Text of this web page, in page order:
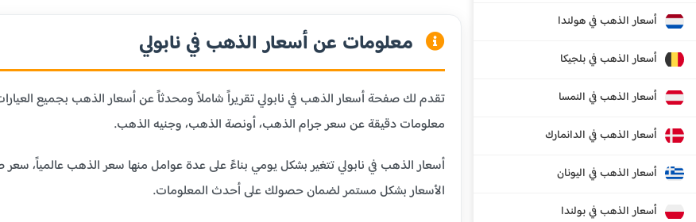
أسعار الذهب في هولندا
أسعار الذهب في بلجيكا
أسعار الذهب في النمسا
أسعار الذهب في الدانمارك
أسعار الذهب في اليونان
أسعار الذهب في بولندا
معلومات عن أسعار الذهب في نابولي
تقدم لك صفحة أسعار الذهب في نابولي تقريراً شاملاً ومحدثاً عن أسعار الذهب بجميع
معلومات دقيقة عن سعر جرام الذهب، أونصة الذهب، وجنيه الذهب.
أسعار الذهب في نابولي تتغير بشكل يومي بناءً على عدة عوامل منها سعر الذهب عالمياً،
الأسعار بشكل مستمر لضمان حصولك على أحدث المعلومات.